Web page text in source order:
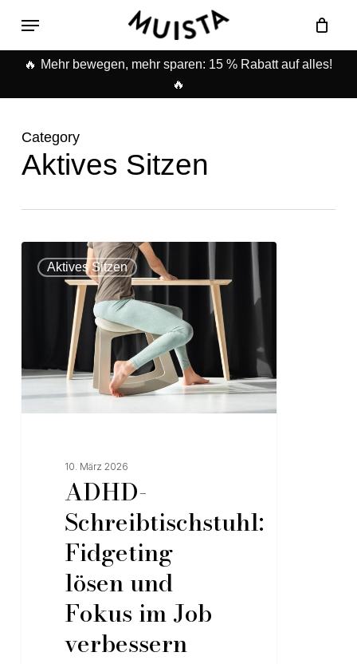
main
content
Menu
Warenkorb
Close
Cart
🔥 Mehr bewegen, mehr sparen: 15 % Rabatt auf alles!
🔥
Category
Aktives Sitzen
Aktives Sitzen
10. März 2026
ADHD-
Schreibtischstuhl:
Fidgeting
lösen und
Fokus im Job
verbessern